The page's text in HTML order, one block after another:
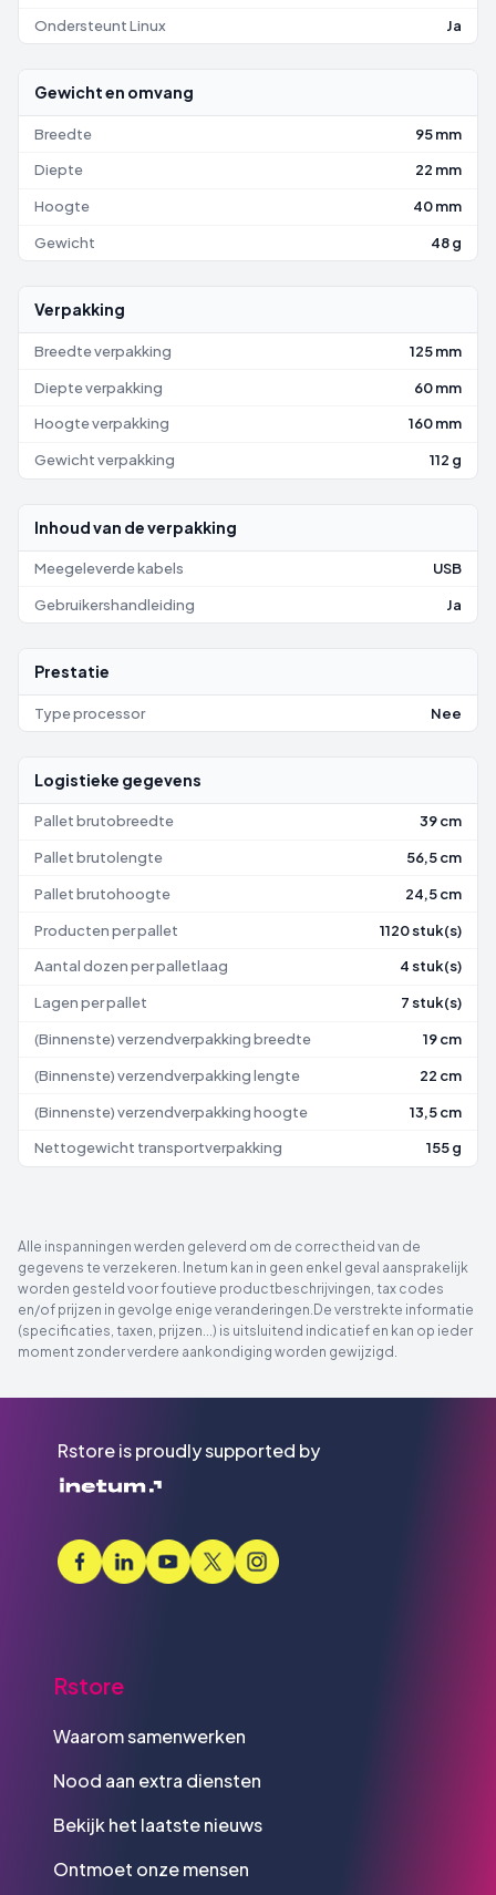
Ondersteunt Linux Ja
Gewicht en omvang
Breedte 95 mm
Diepte 22 mm
Hoogte 40 mm
Gewicht 48 g
Verpakking
Breedte verpakking 125 mm
Diepte verpakking 60 mm
Hoogte verpakking 160 mm
Gewicht verpakking 112 g
Inhoud van de verpakking
Meegeleverde kabels USB
Gebruikershandleiding Ja
Prestatie
Type processor Nee
Logistieke gegevens
Pallet brutobreedte 39 cm
Pallet brutolengte 56,5 cm
Pallet brutohoogte 24,5 cm
Producten per pallet 1120 stuk(s)
Aantal dozen per palletlaag 4 stuk(s)
Lagen per pallet 7 stuk(s)
(Binnenste) verzendverpakking breedte 19 cm
(Binnenste) verzendverpakking lengte 22 cm
(Binnenste) verzendverpakking hoogte 13,5 cm
Nettogewicht transportverpakking 155 g
Alle inspanningen werden geleverd om de correctheid van de
gegevens te verzekeren. Inetum kan in geen enkel geval aansprakelijk
worden gesteld voor foutieve productbeschrijvingen, tax codes
en/of prijzen in gevolge enige veranderingen.De verstrekte informatie
(specificaties, taxen, prijzen...) is uitsluitend indicatief en kan op ieder
moment zonder verdere aankondiging worden gewijzigd.
Rstore is proudly supported by
Rstore
Waarom samenwerken
Nood aan extra diensten
Bekijk het laatste nieuws
Ontmoet onze mensen